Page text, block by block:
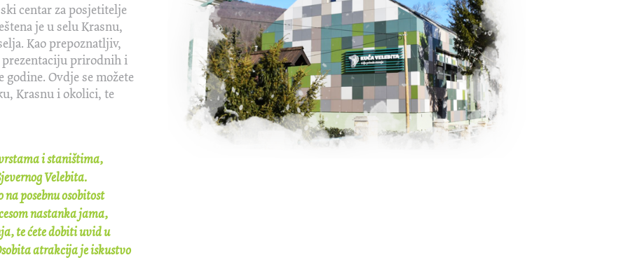
centar za posjetitelje
je u selu Krasnu,
Kao prepoznatljiv,
prezentaciju prirodnih i
Ovdje se možete
Krasnu i okolici, te
i staništima,
Velebita.
posebnu osobitost
nastanka jama,
te ćete dobiti uvid u
atrakcija je iskustvo